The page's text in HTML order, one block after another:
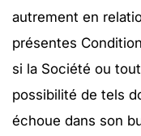
autrement en
présentes
si la Société ou
possibilité de tels
échoue dans son